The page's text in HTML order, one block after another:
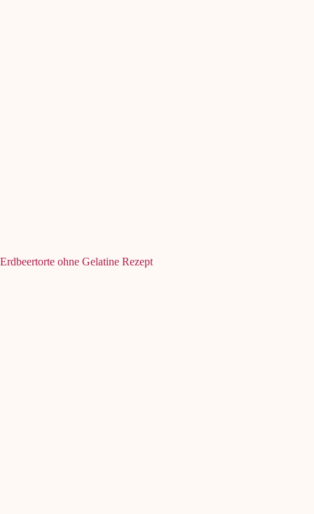
Erdbeertorte ohne Gelatine Rezept